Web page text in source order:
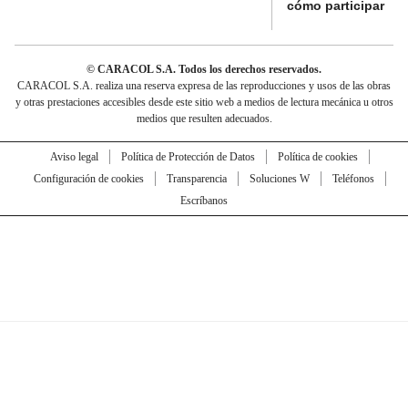
cómo participar
© CARACOL S.A. Todos los derechos reservados.
CARACOL S.A. realiza una reserva expresa de las reproducciones y usos de las obras
y otras prestaciones accesibles desde este sitio web a medios de lectura mecánica u otros
medios que resulten adecuados.
Aviso legal Política de Protección de Datos
Política de cookies
Configuración de cookies
Transparencia Soluciones W
Teléfonos
Escríbanos